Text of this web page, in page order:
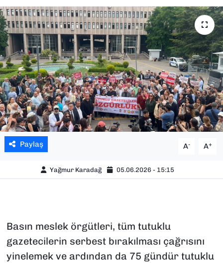
Paylaş A- A+
Yağmur Karadağ 05.06.2026 - 15:15
Basın meslek örgütleri, tüm tutuklu
gazetecilerin serbest bırakılması çağrısını
yinelemek ve ardından da 75 gündür tutuklu
YAŞAM
YEREL YÖNETİMLER